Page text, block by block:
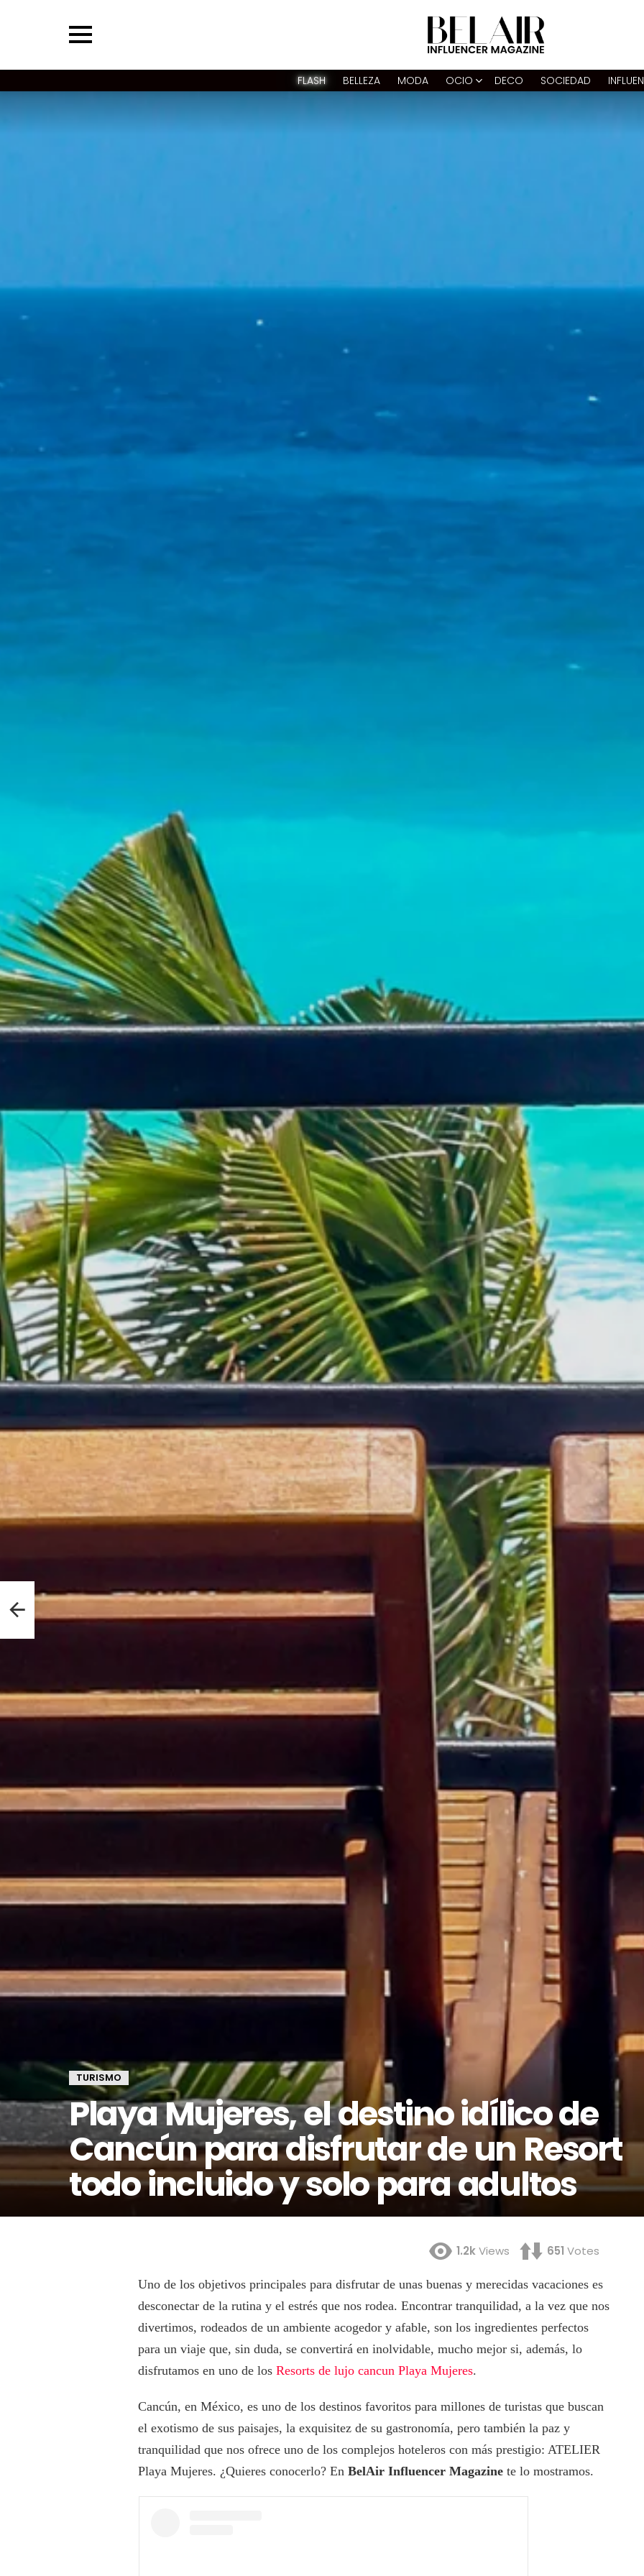
FLASH BELLEZA MODA OCIO DECO SOCIEDAD
TURISMO
Playa Mujeres, el destino idílico de
Cancún para disfrutar de un Resort
todo incluido y solo para adultos
1.2kViews 651 Votes
Uno de los objetivos principales para disfrutar de unas buenas y merecidas vacaciones es
desconectar de la rutina y el estrés que nos rodea. Encontrar tranquilidad, a la vez que nos
divertimos, rodeados de un ambiente acogedor y afable, son los ingredientes perfectos
para un viaje que, sin duda, se convertirá en inolvidable, mucho mejor si, además, lo
disfrutamos en uno de los Resorts de lujo cancun Playa Mujeres.
Cancún, en México, es uno de los destinos favoritos para millones de turistas que buscan
el exotismo de sus paisajes, la exquisitez de su gastronomía, pero también la paz y
tranquilidad que nos ofrece uno de los complejos hoteleros con más prestigio: ATELIER
Playa Mujeres. ¿Quieres conocerlo? En BelAir Influencer Magazine te lo mostramos.